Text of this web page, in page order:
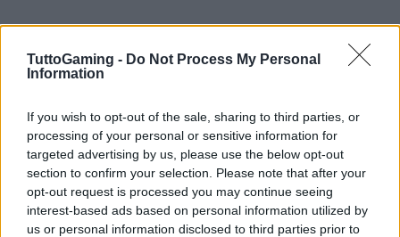
TuttoGaming - Do Not Process My Personal
Information
If you wish to opt-out of the sale, sharing to third parties, or
processing of your personal or sensitive information for
targeted advertising by us, please use the below opt-out
section to confirm your selection. Please note that after your
opt-out request is processed you may continue seeing
interest-based ads based on personal information utilized by
us or personal information disclosed to third parties prior to